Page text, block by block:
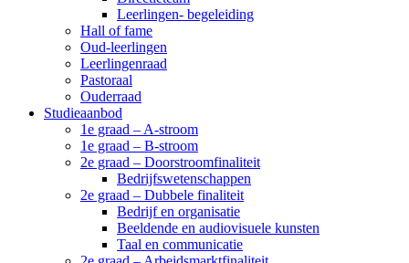
Leerlingen- begeleiding
Hall of fame
Oud-leerlingen
Leerlingenraad
Pastoraal
Ouderraad
Studieaanbod
1e graad – A-stroom
1e graad – B-stroom
2e graad – Doorstroomfinaliteit
Bedrijfswetenschappen
2e graad – Dubbele finaliteit
Bedrijf en organisatie
Beeldende en audiovisuele kunsten
Taal en communicatie